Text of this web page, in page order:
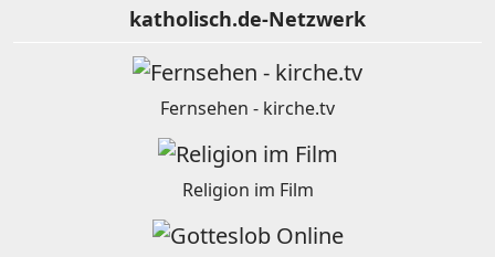
katholisch.de-Netzwerk
Fernsehen - kirche.tv
Religion im Film